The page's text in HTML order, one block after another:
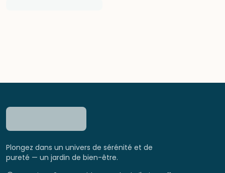
Plongez dans un univers de sérénité et de
pureté — un jardin de bien-être.